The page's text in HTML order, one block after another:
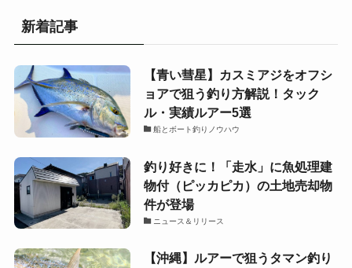
新着記事
【青い彗星】カスミアジをオフシ
ョアで狙う釣り方解説！タック
ル・実績ルアー5選
船とボート釣りノウハウ
釣り好きに！「走水」に魚処理建
物付（ピッカピカ）の土地売却物
件が登場
ニュース＆リリース
【沖縄】ルアーで狙うタマン釣り